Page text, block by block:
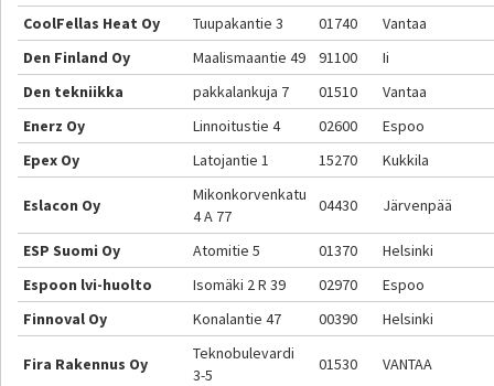
CoolFellas Heat Oy Tuupakantie 3 01740
Vantaa
Den Finland Oy
Maalismaantie 49 91100
Ii
Den tekniikka
pakkalankuja 7 01510
Vantaa
Enerz Oy
Linnoitustie 4 02600
Espoo
Epex Oy
Latojantie 1 15270 Kukkila
Eslacon Oy
Mikonkorvenkatu
4 A 77
04430 Järvenpää
ESP Suomi Oy Atomitie 5 01370
Helsinki
Espoon lvi-huolto
Isomäki 2 R 39 02970
Espoo
Finnoval Oy
Konalantie 47 00390 Helsinki
Fira Rakennus Oy
Teknobulevardi
3-5
01530 VANTAA